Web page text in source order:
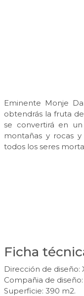
Eminente Monje
obtendrás la fruta
se convertirá en
montañas y rocas
todos los seres
Ficha
Dirección de diseño:
Compañia de
Superficie: 390 m2.